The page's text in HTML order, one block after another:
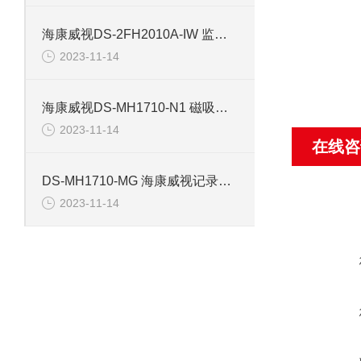
海康威视DS-2FH2010A-IW 监控摄像机配件
2023-11-14
海康威视DS-MH1710-N1 磁吸背夹记录仪配件
2023-11-14
DS-MH1710-MG 海康威视记录仪磁吸背夹配件
2023-11-14
在线